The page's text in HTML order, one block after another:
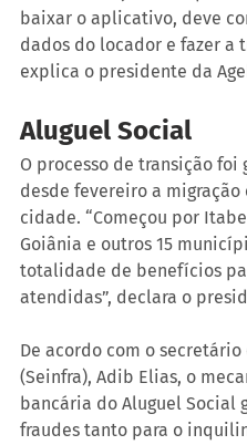
baixar o aplicativo, deve
dados do locador e fazer a
explica o presidente da
Aluguel Social
O processo de transição foi
desde fevereiro a
cidade. “Começou por
Goiânia e outros 15
totalidade de benefícios
atendidas”, declara o
De acordo com o
(Seinfra), Adib Elias, o
bancária do Aluguel Social
fraudes tanto para o